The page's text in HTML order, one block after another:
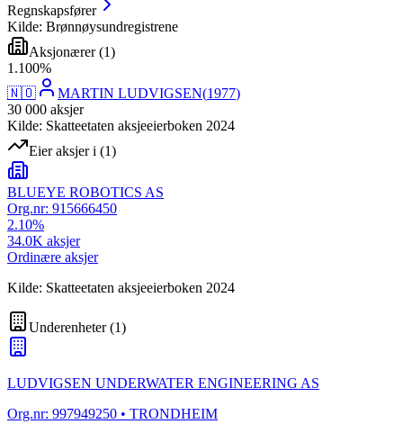
Regnskapsfører
Kilde: Brønnøysundregistrene
Aksjonærer(1)
1 .100%
🇳🇴
MARTIN LUDVIGSEN(1977)
30 000 aksjer
Kilde: Skatteetaten aksjeeierboken 2024
Eier aksjer i (1)
BLUEYE ROBOTICS AS
Org.nr: 915666450
2.10%
34.0K aksjer
Ordinære aksjer
Kilde: Skatteetaten aksjeeierboken 2024
Underenheter(1)
LUDVIGSEN UNDERWATER ENGINEERING AS
Org.nr: 997949250 • TRONDHEIM